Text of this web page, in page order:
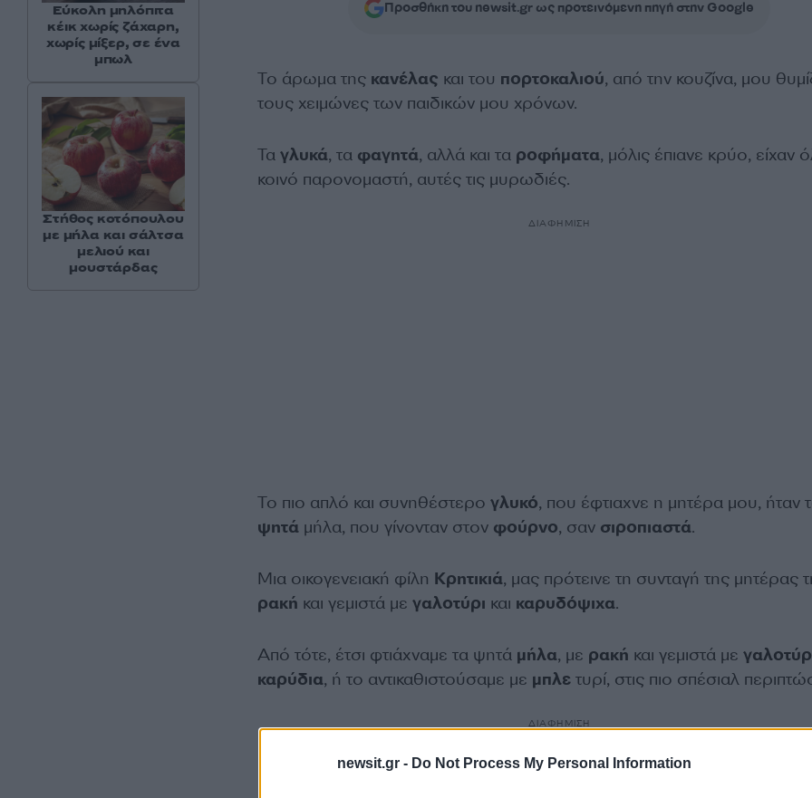
newsit.gr - Do Not Process My Personal Information
Προσθήκη του newsit.gr ως προτεινόμενη πηγή στην Google
Το άρωμα της κανέλας και του πορτοκαλιού, από την κουζίνα, μου
τους χειμώνες των παιδικών μου χρόνων.
Τα γλυκά, τα φαγητά, αλλά και τα ροφήματα, μόλις έπιανε κρύο, είχαν
κοινό παρονομαστή, αυτές τις μυρωδιές.
ΔΙΑΦΗΜΙΣΗ
Το πιο απλό και συνηθέστερο γλυκό, που έφτιαχνε η μητέρα μου, ήταν
ψητάμήλα, που γίνονταν στον φούρνο, σαν σιροπιαστά.
Μια οικογενειακή φίλη Κρητικιά, μας πρότεινε τη συνταγή της μητέρας
ρακή και γεμιστά με γαλοτύρι και καρυδόψιχα.
Από τότε, έτσι φτιάχναμε τα ψητά μήλα, με ρακή και γεμιστά με
καρύδια, ή το αντικαθιστούσαμε με μπλετυρί, στις πιο σπέσιαλ
ΔΙΑΦΗΜΙΣΗ
Εύκολη μηλόπιτα
κέικ χωρίς ζάχαρη,
χωρίς μίξερ, σε ένα
μπωλ
Στήθος κοτόπουλου
με μήλα και σάλτσα
μελιού και
μουστάρδας